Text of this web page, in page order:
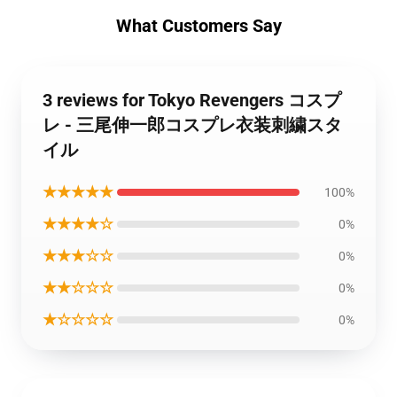
What Customers Say
3 reviews for Tokyo Revengers コスプ
レ - 三尾伸一郎コスプレ衣装刺繍スタ
イル
★★★★★ 100%
★★★★☆ 0%
★★★☆☆ 0%
★★☆☆☆ 0%
★☆☆☆☆ 0%